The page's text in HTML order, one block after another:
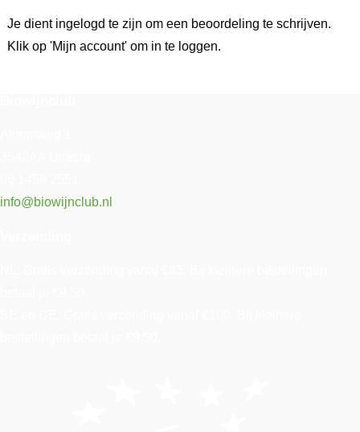
Je dient ingelogd te zijn om een beoordeling te schrijven.
Klik op 'Mijn account' om in te loggen.
info@biowijnclub.nl